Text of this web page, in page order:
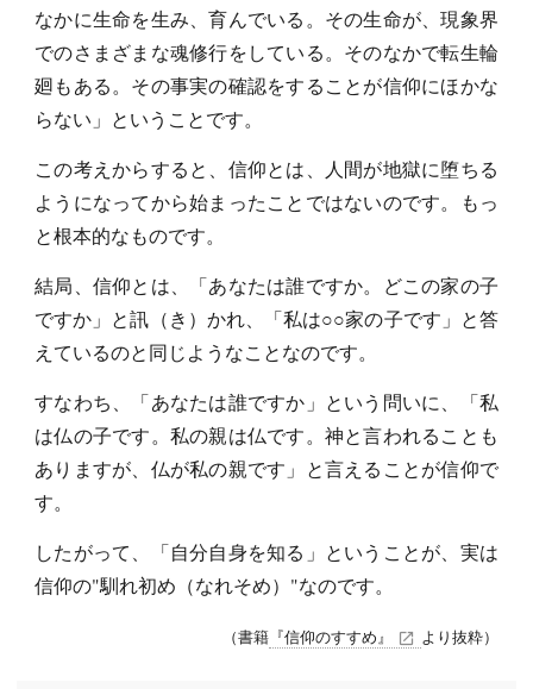
なかに生命を生み、育んでいる。その生命が、現象界
でのさまざまな魂修行をしている。そのなかで転生輪
廻もある。その事実の確認をすることが信仰にほかな
らない」ということです。
この考えからすると、信仰とは、人間が地獄に堕ちる
ようになってから始まったことではないのです。もっ
と根本的なものです。
結局、信仰とは、「あなたは誰ですか。どこの家の子
ですか」と訊（き）かれ、「私は○○家の子です」と答
えているのと同じようなことなのです。
すなわち、「あなたは誰ですか」という問いに、「私
は仏の子です。私の親は仏です。神と言われることも
ありますが、仏が私の親です」と言えることが信仰で
す。
したがって、「自分自身を知る」ということが、実は
信仰の"馴れ初め（なれそめ）"なのです。
（書籍 『信仰のすすめ』 open_in_new より抜粋）